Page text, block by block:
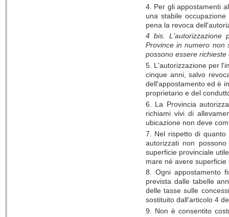
4. Per gli appostamenti
una stabile
pena la revoca
4 bis. L'autorizzazione
Province in numero non
possono essere
5. L'autorizzazione per
cinque anni, salvo
dell'appostamento ed è
proprietario e del
6. La Provincia
richiami vivi di
ubicazione non deve
7. Nel rispetto di
autorizzati non
superficie provinciale
mare né avere
8. Ogni appostamento
prevista dalle tabelle
delle tasse sulle
sostituito dall'articolo 4
9. Non è consentito